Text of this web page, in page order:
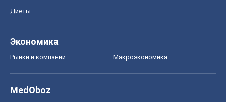
Диеты
Экономика
Рынки и компании Mакроэкономика
MedOboz